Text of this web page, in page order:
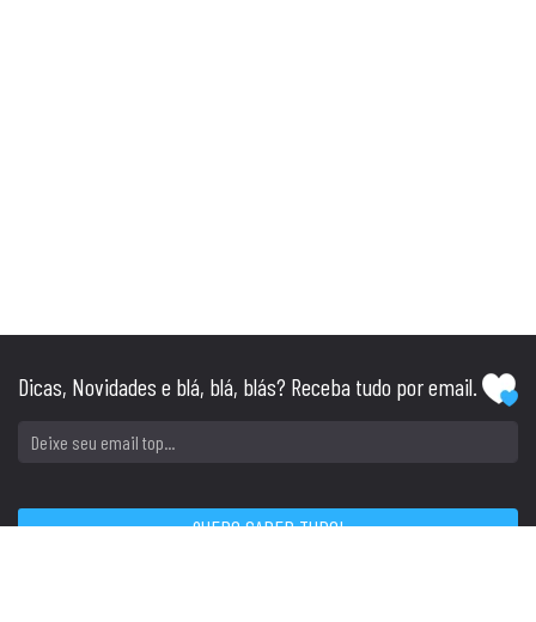
Dicas, Novidades e blá, blá, blás? Receba tudo por email.